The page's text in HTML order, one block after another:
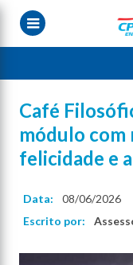
Pular
para
Café
módulo com
felicidade e
Data:
08/06/2026
Escrito por: